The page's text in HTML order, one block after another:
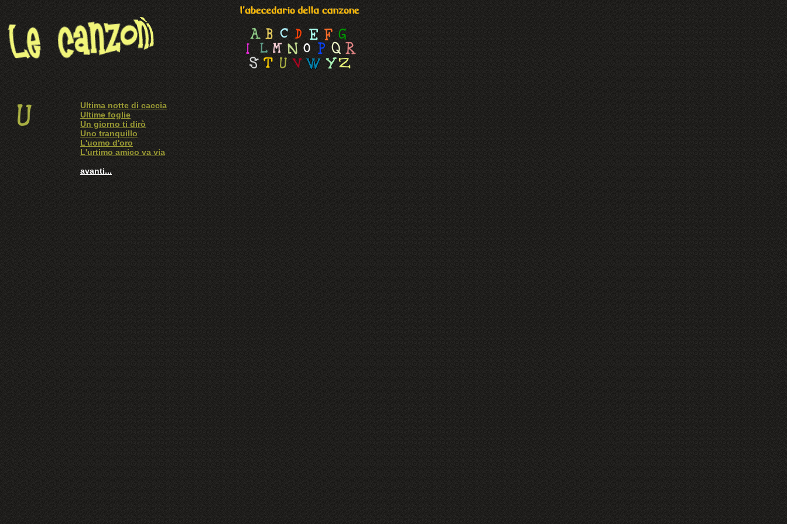
Ultima notte di caccia
Ultime foglie
Un giorno ti dirò
Uno tranquillo
L'uomo d'oro
L'urtimo amico va via
avanti...